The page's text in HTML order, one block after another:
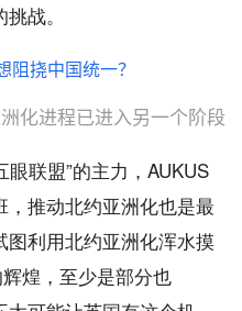
战。
化进程已进入另一个阶段
眼联盟”的主力，AUKUS
，推动北约亚洲化也是最
利用北约亚洲化浑水摸
煌，至少是部分也